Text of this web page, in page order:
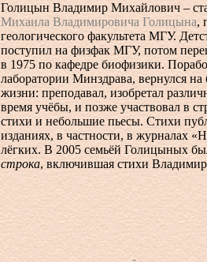
Голицын Владимир Михайлович –
Михаила Владимировича Голицына,
геологического факультета МГУ.
поступил на физфак МГУ, потом
в 1975 по кафедре биофизики.
лаборатории Минздрава, вернулся
жизни: преподавал, изобретал
время учёбы, и позже участвовал в
стихи и небольшие пьесы. Стихи
изданиях, в частности, в журналах
лёгких. В 2005 семьёй Голицыных
строка, включившая стихи